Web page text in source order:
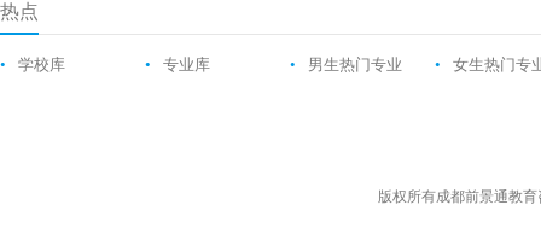
热点
• 学校库 • 专业库 • 男生热门专业 • 女生热门专
版权所有成都前景通教